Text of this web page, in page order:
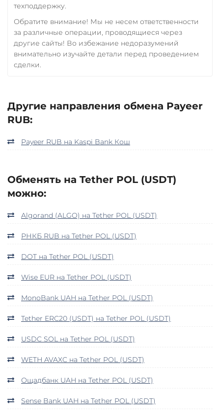
техподдержку.
Обратите внимание! Мы не несем ответственности
за различные операции, проводящиеся через
другие сайты! Во избежание недоразумений
внимательно изучайте детали перед проведением
сделки.
Другие направления обмена Payeer
RUB:
Payeer RUB на Kaspi Bank Кош
Обменять на Tether POL (USDT)
можно:
Algorand (ALGO) на Tether POL (USDT)
РНКБ RUB на Tether POL (USDT)
DOT на Tether POL (USDT)
Wise EUR на Tether POL (USDT)
MonoBank UAH на Tether POL (USDT)
Tether ERC20 (USDT) на Tether POL (USDT)
USDC SOL на Tether POL (USDT)
WETH AVAXC на Tether POL (USDT)
Ощадбанк UAH на Tether POL (USDT)
Sense Bank UAH на Tether POL (USDT)